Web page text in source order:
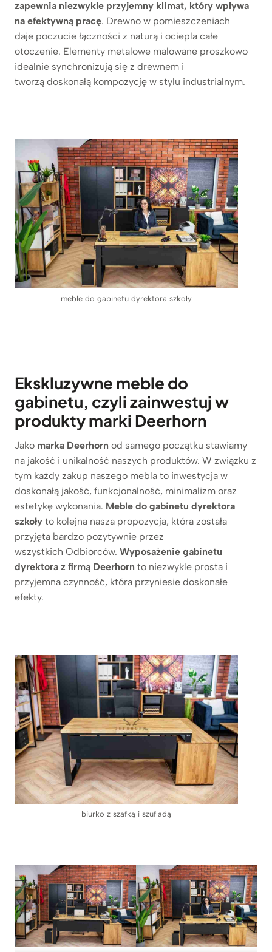
zapewnia niezwykle przyjemny klimat, który wpływa
na efektywną pracę. Drewno w pomieszczeniach
daje poczucie łączności z naturą i ociepla całe
otoczenie. Elementy metalowe malowane proszkowo
idealnie synchronizują się z drewnem i
tworzą doskonałą kompozycję w stylu industrialnym.
meble do gabinetu dyrektora szkoły
Ekskluzywne meble do
gabinetu, czyli zainwestuj w
produkty marki Deerhorn
Jako marka Deerhorn od samego początku stawiamy
na jakość i unikalność naszych produktów. W związku z
tym każdy zakup naszego mebla to inwestycja w
doskonałą jakość, funkcjonalność, minimalizm oraz
estetykę wykonania. Meble do gabinetu dyrektora
szkoły to kolejna nasza propozycja, która została
przyjęta bardzo pozytywnie przez
wszystkich Odbiorców. Wyposażenie gabinetu
dyrektora z firmą Deerhorn to niezwykle prosta i
przyjemna czynność, która przyniesie doskonałe
efekty.
biurko z szafką i szufladą